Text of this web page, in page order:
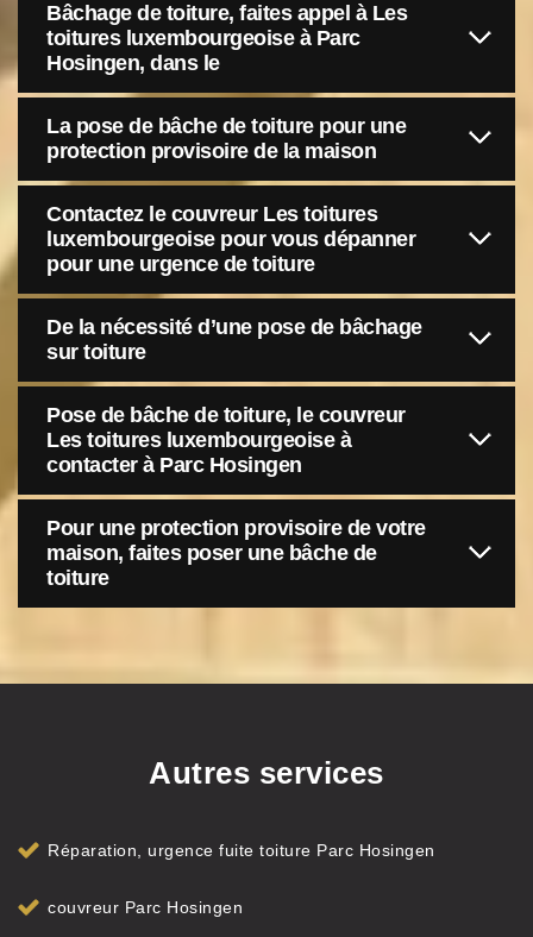
Bâchage de toiture, faites appel à Les
toitures luxembourgeoise à Parc
Hosingen, dans le
La pose de bâche de toiture pour une
protection provisoire de la maison
Contactez le couvreur Les toitures
luxembourgeoise pour vous dépanner
pour une urgence de toiture
De la nécessité d’une pose de bâchage
sur toiture
Pose de bâche de toiture, le couvreur
Les toitures luxembourgeoise à
contacter à Parc Hosingen
Pour une protection provisoire de votre
maison, faites poser une bâche de
toiture
Autres services
Réparation, urgence fuite toiture Parc Hosingen
couvreur Parc Hosingen